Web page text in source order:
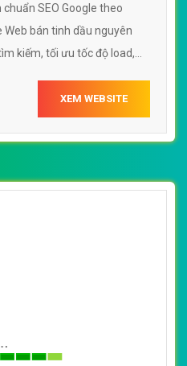
SEO Google theo
bán tinh dầu nguyên
kiếm, tối ưu tốc độ load,
nguyên chấtXEM WEBSITE